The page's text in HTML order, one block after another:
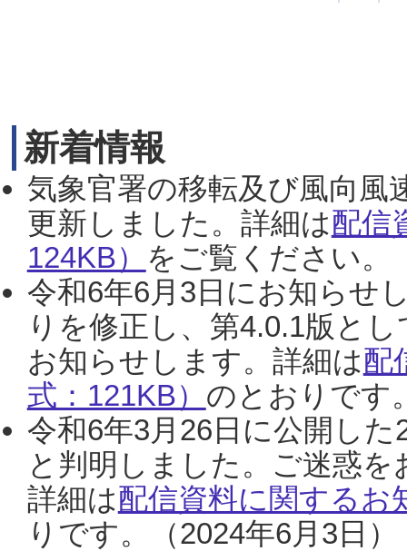
新着情報
気象官署の移転及び風向風
更新しました。詳細は配信
124KB） をご覧ください。
令和6年6月3日にお知らせ
りを修正し、第4.0.1版と
お知らせします。詳細は配
式：121KB） のとおりです
令和6年3月26日に公開し
と判明しました。ご迷惑
詳細は配信資料に関するお
りです。（2024年6月3日）